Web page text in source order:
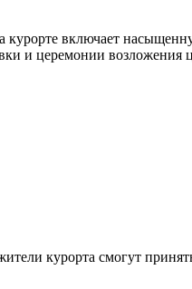
курорте включает
и церемонии возложения
курорта смогут